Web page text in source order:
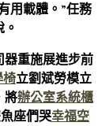
用載體。”任務
器重施展進步前
椅立劉斌勞模立
將辦公室系統櫃
座們哭幸福空